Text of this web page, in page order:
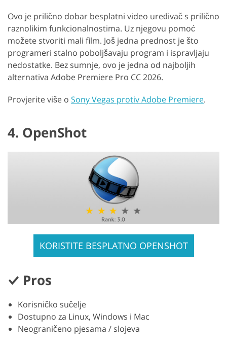
Ovo je prilično dobar besplatni video uređivač s prilično
raznolikim funkcionalnostima. Uz njegovu pomoć
možete stvoriti mali film. Još jedna prednost je što
programeri stalno poboljšavaju program i ispravljaju
nedostatke. Bez sumnje, ovo je jedna od najboljih
alternativa Adobe Premiere Pro CC 2026.
Provjerite više o Sony Vegas protiv Adobe Premiere.
4. OpenShot
KORISTITE BESPLATNO OPENSHOT
Pros
Korisničko sučelje
Dostupno za Linux, Windows i Mac
Neograničeno pjesama / slojeva